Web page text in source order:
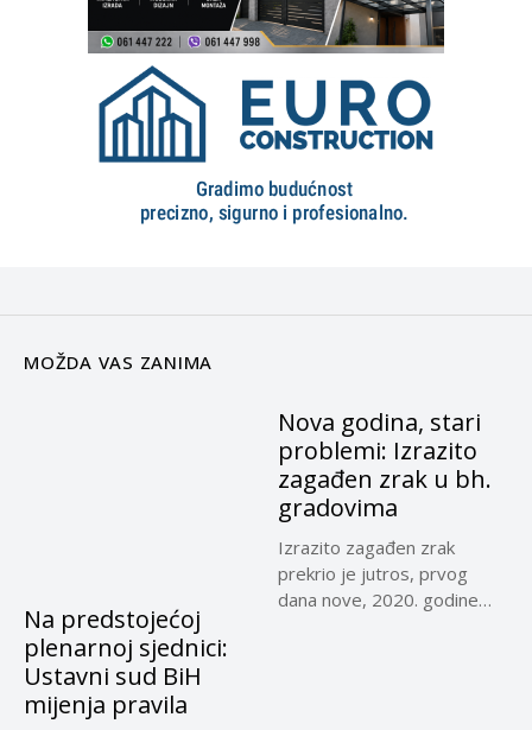
MOŽDA VAS ZANIMA
Na predstojećoj
plenarnoj sjednici:
Ustavni sud BiH
mijenja pravila
Nova godina, stari
problemi: Izrazito
zagađen zrak u bh.
gradovima
Izrazito zagađen zrak
prekrio je jutros, prvog
dana nove, 2020. godine